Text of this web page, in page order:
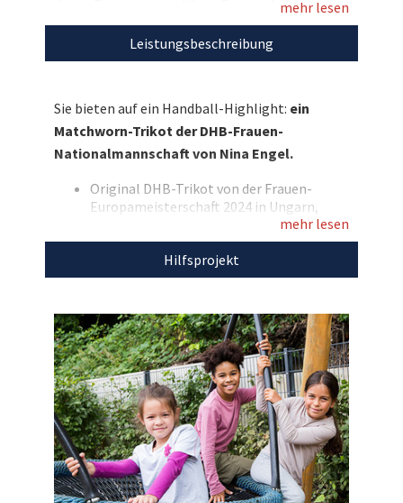
ihrem Teamgeist und ihrer Energie haben sie
die Herzen der Fans erobert und jedes Spiel zu
einem aufregenden Erlebnis gemacht. Jetzt
Matchworn-Trikot von Nina Engel, inklusive
DHB-Echtheitszertifikat! Bieten Sie mit und
unterstützen Sie damit SOS-Kinderdorf.
Entdecken Sie bei uns auch
für den guten
Zweck!
mehr lesen
Leistungsbeschreibung
Sie bieten auf ein Handball-Highlight: ein
Matchworn-Trikot der DHB-Frauen-
Nationalmannschaft von Nina Engel.
Original DHB-Trikot von der Frauen-
Europameisterschaft 2024 in Ungarn,
Getragen im Spiel gegen die Niederlande
am 01.12.2024
Personalisiert mit „Engel“ und der
Marke: Puma - Farbe: weiß
Größe: L
Mit Trikotwerbung
Aus Hygienegründen gewaschen
Mit DHB-Echtheitszertiﬁkat
Mit dem Erlös dieser Auktion unterstützen
wirSOS-Kinderdorf.
mehr lesen
Hilfsprojekt